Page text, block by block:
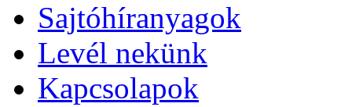
Sajtóhíranyagok
Levél nekünk
Kapcsolapok